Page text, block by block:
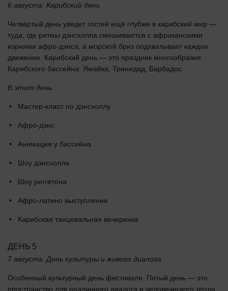
6 августа: Карибский день
Четвёртый день уведет гостей ещё глубже в карибский мир —
туда, где ритмы дэнсхолла смешиваются с африканскими
корнями афро-дэнса, а морской бриз подхватывает каждое
движение. Карибский день — это праздник многообразия
Карибского бассейна: Ямайка, Тринидад, Барбадос.
В этот день:
Мастер-класс по дэнсхоллу
Афро-дэнс
Анимация у бассейна
Шоу дэнсхолла
Шоу реггетона
Афро-латино выступление
Карибская танцевальная вечеринка
ДЕНЬ 5
7 августа: День культуры и живого диалога
Особенный культурный день фестиваля. Пятый день — это
пространство для подлинного диалога и человеческого тепла.